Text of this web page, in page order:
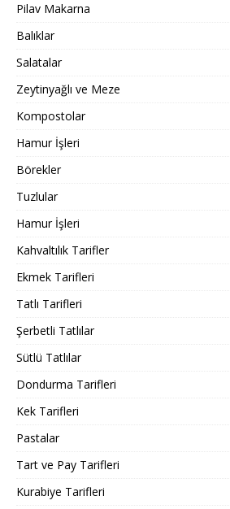
Pilav Makarna
Balıklar
Salatalar
Zeytinyağlı ve Meze
Kompostolar
Hamur İşleri
Börekler
Tuzlular
Hamur İşleri
Kahvaltılık Tarifler
Ekmek Tarifleri
Tatlı Tarifleri
Şerbetli Tatlılar
Sütlü Tatlılar
Dondurma Tarifleri
Kek Tarifleri
Pastalar
Tart ve Pay Tarifleri
Kurabiye Tarifleri